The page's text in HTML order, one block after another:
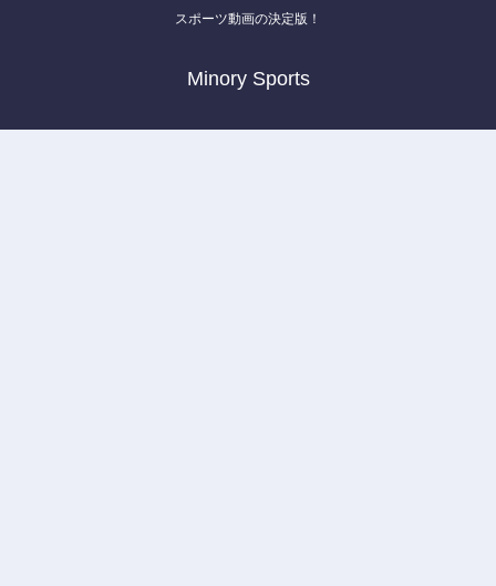
スポーツ動画の決定版！
Minory Sports